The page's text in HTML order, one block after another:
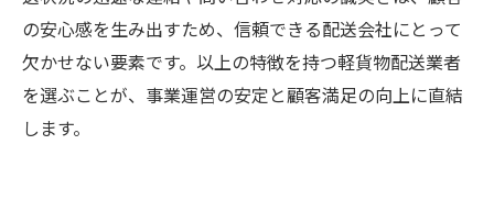
の安心感を生み出すため、信頼できる配送会社にとって
欠かせない要素です。以上の特徴を持つ軽貨物配送業者
を選ぶことが、事業運営の安定と顧客満足の向上に直結
します。